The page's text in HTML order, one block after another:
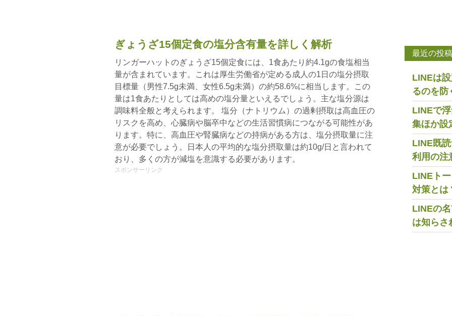
ぎょうざ15個定食の塩分含有量を詳しく解析
リンガーハットのぎょうざ15個定食には、1食あたり約4.1gの食塩相当
量が含まれています。これは厚生労働省が定める成人の1日の塩分摂取
目標量（男性7.5g未満、女性6.5g未満）の約58.6%に相当します。この
量は1食あたりとしては高めの塩分量といえるでしょう。主な塩分源は
調味料全般と考えられます。 塩分（ナトリウム）の過剰摂取は高血圧の
リスクを高め、心臓病や脳卒中などの生活習慣病につながる可能性があ
ります。特に、高血圧や腎臓病などの持病がある方は、塩分摂取量に注
意が必要でしょう。日本人の平均的な塩分摂取量は約10g/日と言われて
おり、多くの方が減塩を意識する必要があります。
スポンサーリンク
最近の投稿
LINEは
るのを防
LINEで
集ほか設
LINE既
利用の注
LINEト
対策とは
LINEの
は知らさ